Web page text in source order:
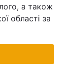
а також
області за